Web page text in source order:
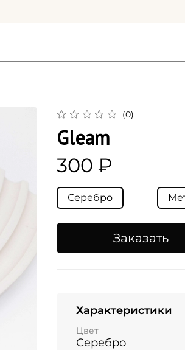
(0)
Gleam
300 ₽
Серебро
Заказать
Характеристики
Цвет
Серебро